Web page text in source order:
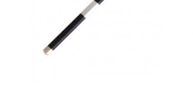
точностью реза и чрезвычайно